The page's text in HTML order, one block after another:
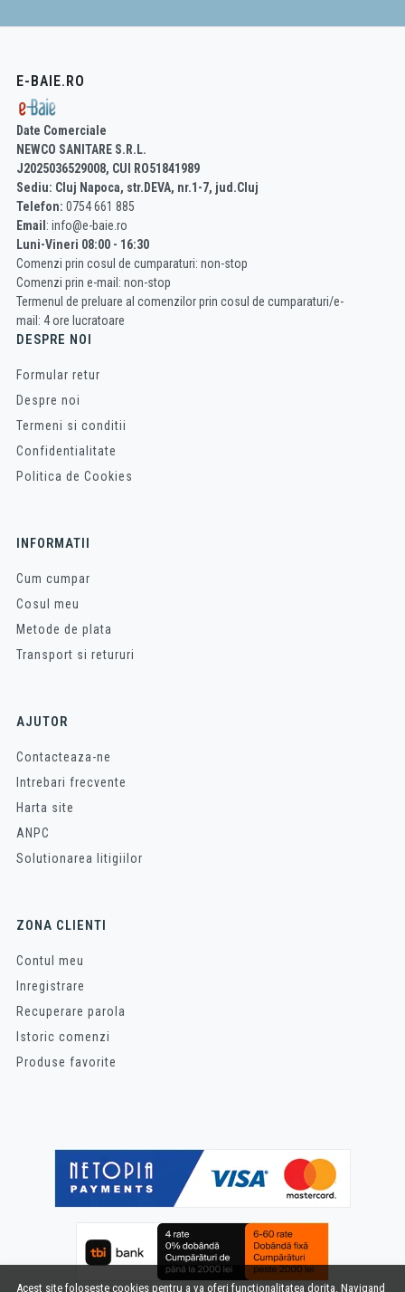
Acest site foloseste cookies pentru a va oferi functionalitatea dorita. Navigand
E-BAIE.RO
Date Comerciale
NEWCO SANITARE S.R.L.
J2025036529008, CUI RO51841989
Sediu: Cluj Napoca, str.DEVA, nr.1-7, jud.Cluj
Telefon: 0754 661 885
Email : info@e-baie.ro
Luni-Vineri 08:00 - 16:30
Comenzi prin cosul de cumparaturi: non-stop
Comenzi prin e-mail: non-stop
Termenul de preluare al comenzilor prin cosul de cumparaturi/e-
mail: 4 ore lucratoare
DESPRE NOI
Formular retur
Despre noi
Termeni si conditii
Confidentialitate
Politica de Cookies
INFORMATII
Cum cumpar
Cosul meu
Metode de plata
Transport si retururi
AJUTOR
Contacteaza-ne
Intrebari frecvente
Harta site
ANPC
Solutionarea litigiilor
ZONA CLIENTI
Contul meu
Inregistrare
Recuperare parola
Istoric comenzi
Produse favorite